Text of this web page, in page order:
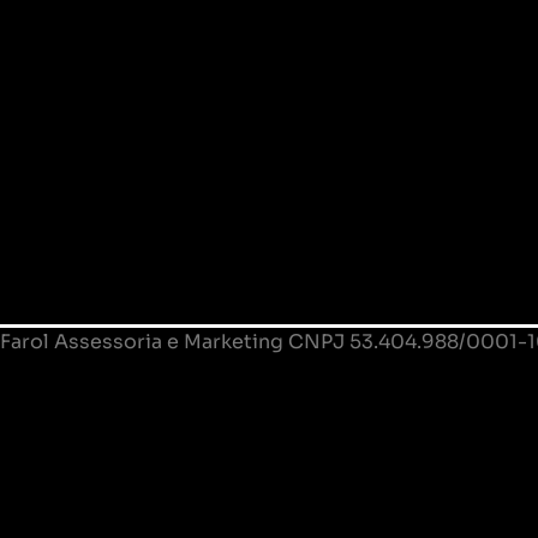
Farol Assessoria e Marketing CNPJ 53.404.988/0001-